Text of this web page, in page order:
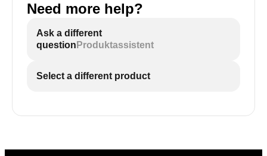
Need more help?
Ask a different
question Produktassistent
Select a different product